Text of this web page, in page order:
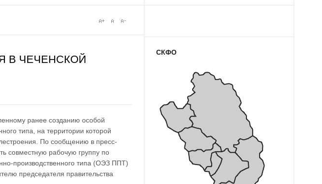
В ЧЕЧЕНСКОЙ
ранее созданию особой
типа, на территории которой
По сообщению в пресс-
совместную рабочую группу по
производственного типа (ОЭЗ ППТ)
председателя правительства
СКФО